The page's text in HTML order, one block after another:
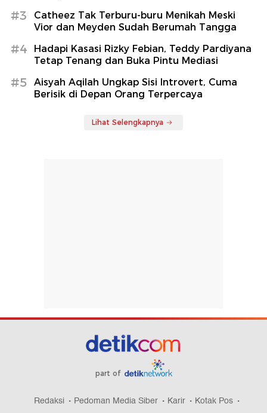
#3
Catheez Tak Terburu-buru Menikah Meski
Vior dan Meyden Sudah Berumah Tangga
#4
Hadapi Kasasi Rizky Febian, Teddy Pardiyana
Tetap Tenang dan Buka Pintu Mediasi
#5
Aisyah Aqilah Ungkap Sisi Introvert, Cuma
Berisik di Depan Orang Terpercaya
Lihat Selengkapnya
part of
Redaksi Pedoman Media Siber Karir
Kotak Pos